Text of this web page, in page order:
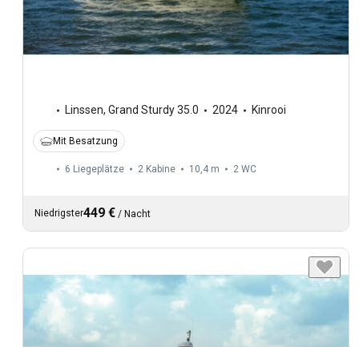
Linssen, Grand Sturdy 35.0 2024 Kinrooi
Mit Besatzung
6 Liegeplätze 2 Kabine 10,4 m 2 WC
Niedrigster449 € / Nacht